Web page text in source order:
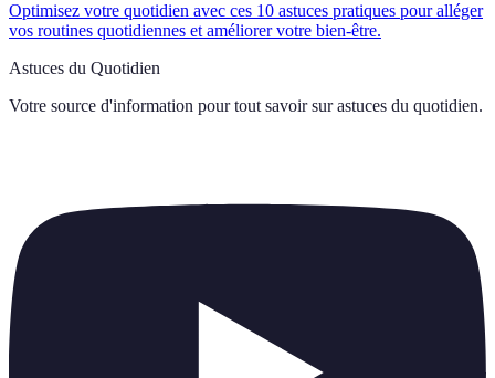
Optimisez votre quotidien avec ces 10 astuces pratiques pour alléger
vos routines quotidiennes et améliorer votre bien-être.
Astuces du Quotidien
Votre source d'information pour tout savoir sur astuces du quotidien.